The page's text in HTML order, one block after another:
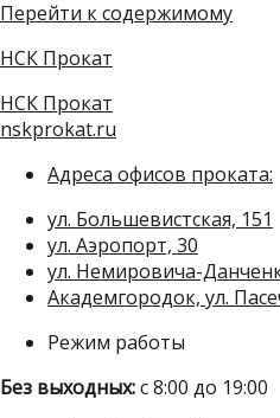
Перейти к содержимому
НСК Прокат
НСК Прокат
nskprokat.ru
Адреса офисов проката:
ул. Большевистская, 151
ул. Аэропорт, 30
ул. Немировича-
Академгородок, ул.
Режим работы
Без выходных:с 8:00 до 19:00